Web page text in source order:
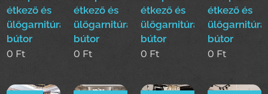
étkező és
ülőgarnitúra
bútor
0 Ft
étkező és
ülőgarnitúra
bútor
0 Ft
étkező és
ülőgarnitúra
bútor
0 Ft
étkező és
ülőgarnitúra
bútor
0 Ft